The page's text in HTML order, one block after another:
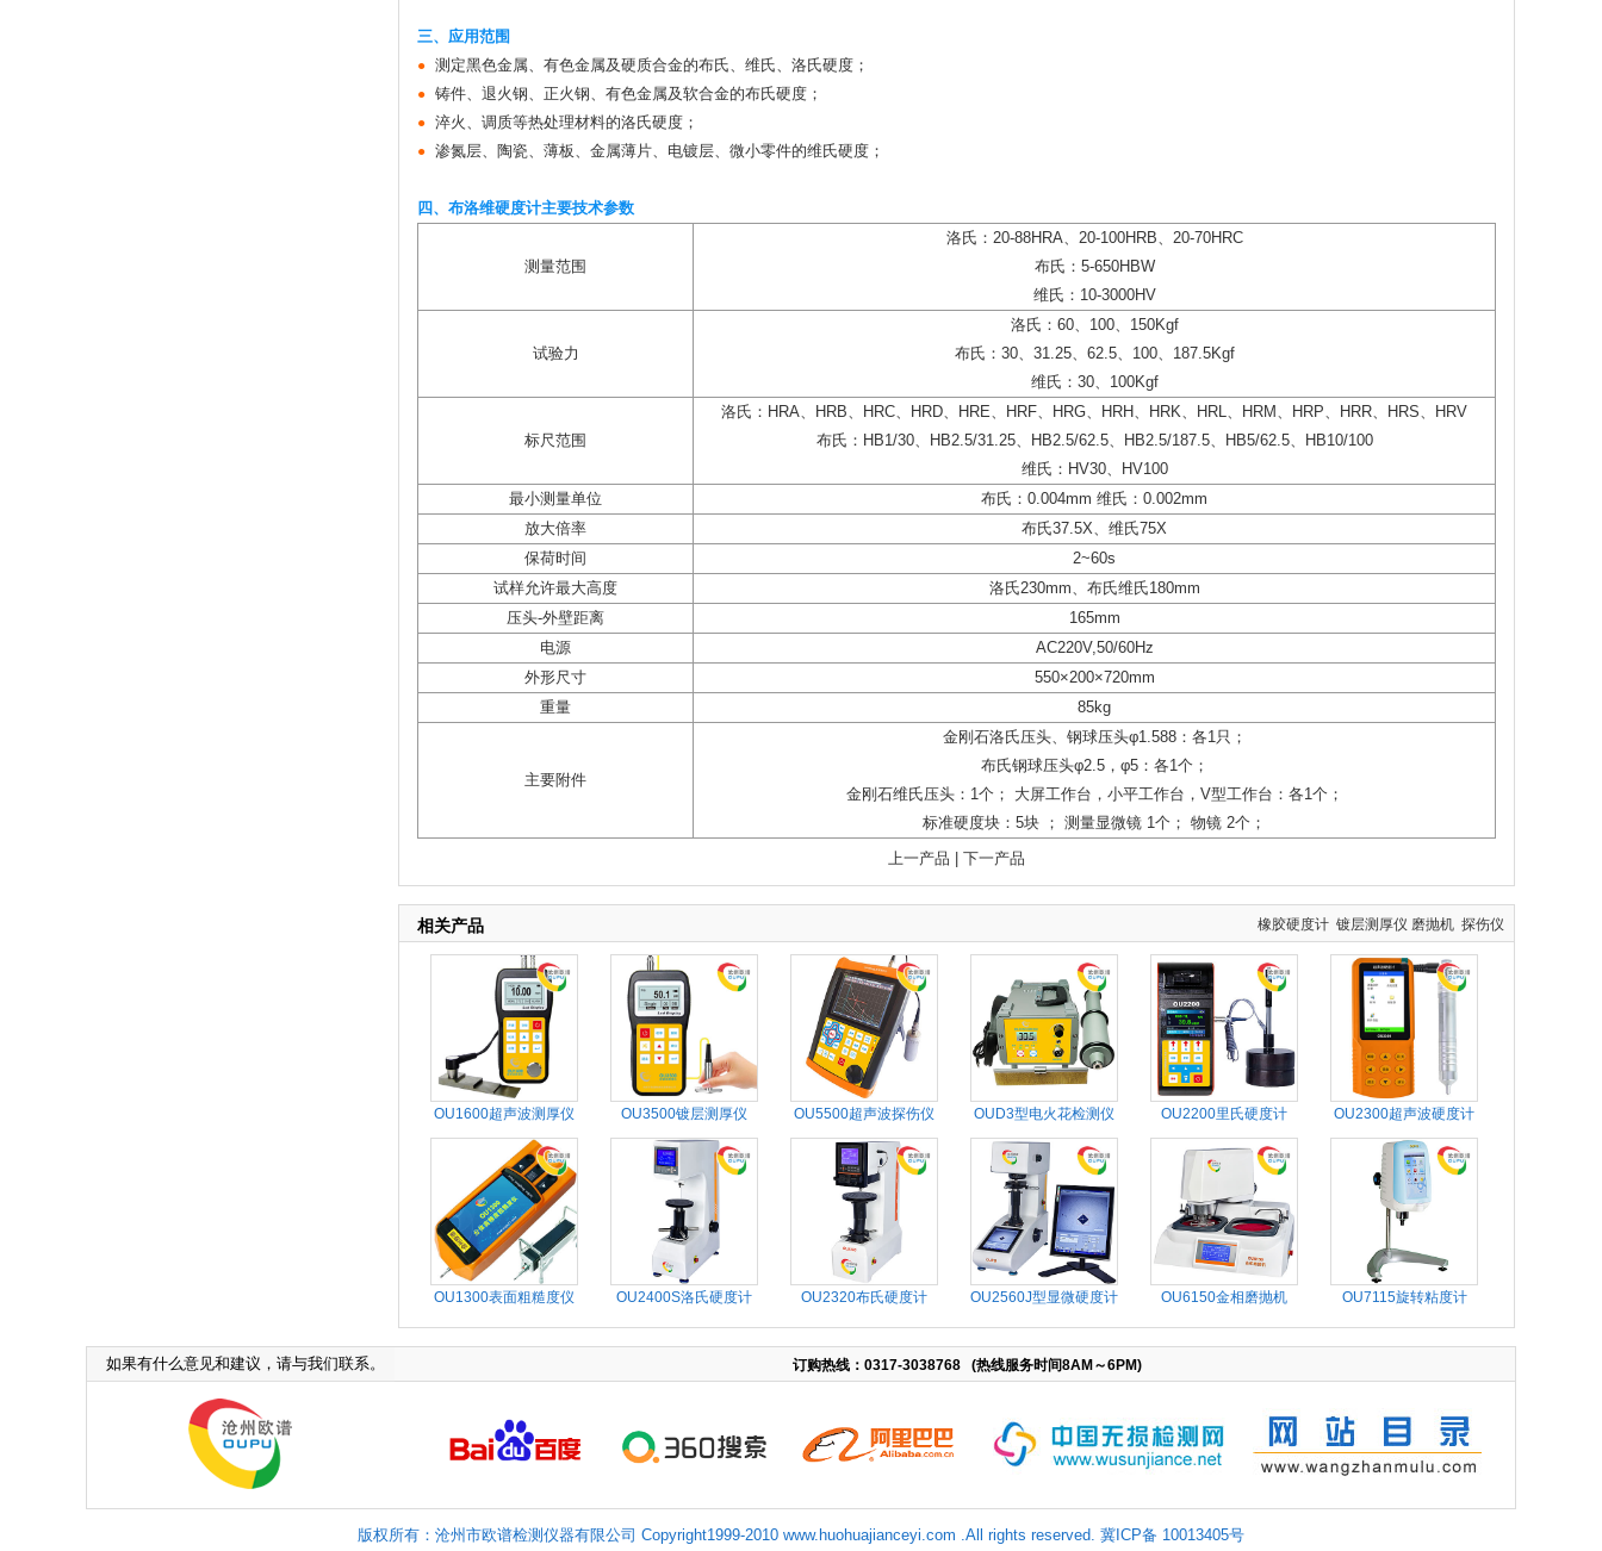
三、应用范围
● 测定黑色金属、有色金属及硬质合金的布氏、维氏、洛氏硬度；
● 铸件、退火钢、正火钢、有色金属及软合金的布氏硬度；
● 淬火、调质等热处理材料的洛氏硬度；
● 渗氮层、陶瓷、薄板、金属薄片、电镀层、微小零件的维氏硬度；
四、布洛维硬度计主要技术参数
测量范围
洛氏：20-88HRA、20-100HRB、20-70HRC
布氏：5-650HBW
维氏：10-3000HV
试验力
洛氏：60、100、150Kgf
布氏：30、31.25、62.5、100、187.5Kgf
维氏：30、100Kgf
标尺范围
洛氏：HRA、HRB、HRC、HRD、HRE、HRF、HRG、HRH、HRK、HRL、HRM、HRP、HRR、HRS、HRV
布氏：HB1/30、HB2.5/31.25、HB2.5/62.5、HB2.5/187.5、HB5/62.5、HB10/100
维氏：HV30、HV100
最小测量单位
布氏：0.004mm 维氏：0.002mm
放大倍率
布氏37.5X、维氏75X
保荷时间
2~60s
试样允许最大高度
洛氏230mm、布氏维氏180mm
压头-外壁距离
165mm
电源
AC220V,50/60Hz
外形尺寸
550×200×720mm
重量
85kg
主要附件
金刚石洛氏压头、钢球压头φ1.588：各1只；
布氏钢球压头φ2.5，φ5：各1个；
金刚石维氏压头：1个； 大屏工作台，小平工作台，V型工作台：各1个；
标准硬度块：5块 ； 测量显微镜 1个； 物镜 2个；
上一产品
下一产品
相关产品 橡胶硬度计 镀层测厚仪 磨抛机 探伤仪
OU1600超声波测厚仪 OU3500镀层测厚仪 OU5500超声波探伤仪 OUD3型电火花检测仪 OU2200里氏硬度计 OU2300超声波硬度计
OU1300表面粗糙度仪 OU2400S洛氏硬度计 OU2320布氏硬度计 OU2560J型显微硬度计 OU6150金相磨抛机 OU7115旋转粘度计
如果有什么意见和建议，请与我们联系。 订购热线：0317-3038768 (热线服务时间8AM～6PM)
版权所有：沧州市欧谱检测仪器有限公司 Copyright1999-2010 www.huohuajianceyi.com .All rights reserved. 冀ICP备 10013405号